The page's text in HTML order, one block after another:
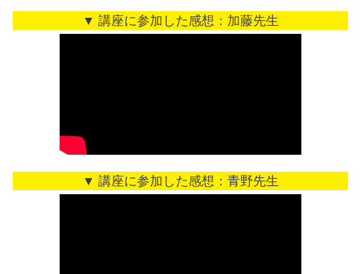
▼ 講座に参加した感想：加藤先生
▼ 講座に参加した感想：青野先生